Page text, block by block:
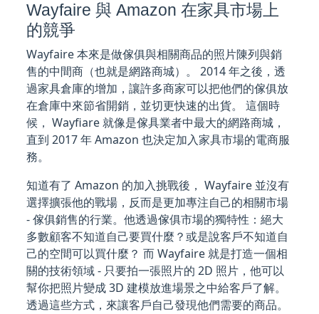
Wayfaire 與 Amazon 在家具市場上
的競爭
Wayfaire 本來是做傢俱與相關商品的照片陳列與銷
售的中間商（也就是網路商城）。 2014 年之後，透
過家具倉庫的增加，讓許多商家可以把他們的傢俱放
在倉庫中來節省開銷，並切更快速的出貨。 這個時
候， Wayfiare 就像是傢具業者中最大的網路商城，
直到 2017 年 Amazon 也決定加入家具市場的電商服
務。
知道有了 Amazon 的加入挑戰後， Wayfaire 並沒有
選擇擴張他的戰場，反而是更加專注自己的相關市場
- 傢俱銷售的行業。他透過傢俱市場的獨特性：絕大
多數顧客不知道自己要買什麼？或是說客戶不知道自
己的空間可以買什麼？ 而 Wayfaire 就是打造一個相
關的技術領域 - 只要拍一張照片的 2D 照片，他可以
幫你把照片變成 3D 建模放進場景之中給客戶了解。
透過這些方式，來讓客戶自己發現他們需要的商品。